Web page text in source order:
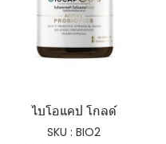
ไบโอแคป โกลด์
SKU : BIO2